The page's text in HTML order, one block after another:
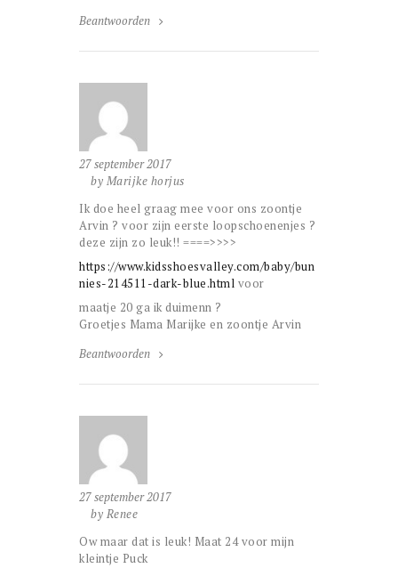
Beantwoorden
27 september 2017
by Marijke horjus
Ik doe heel graag mee voor ons zoontje
Arvin ? voor zijn eerste loopschoenenjes ?
deze zijn zo leuk!! ====>>>>
https://www.kidsshoesvalley.com/baby/bun
nies-214511-dark-blue.html voor
maatje 20 ga ik duimenn ?
Groetjes Mama Marijke en zoontje Arvin
Beantwoorden
27 september 2017
by Renee
Ow maar dat is leuk! Maat 24 voor mijn
kleintje Puck